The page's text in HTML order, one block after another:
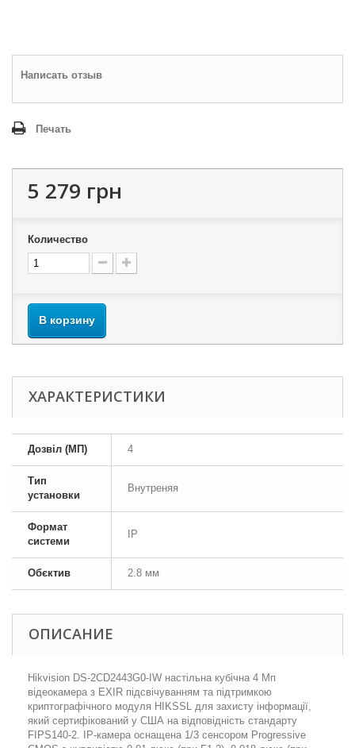
Написать отзыв
Печать
5 279 грн
Количество
В корзину
ХАРАКТЕРИСТИКИ
Дозвіл (МП) 4
Тип
установки
Внутреняя
Формат
системи
IP
Обєктив 2.8 мм
ОПИСАНИЕ
Hikvision DS-2CD2443G0-IW настільна кубічна 4 Мп
відеокамера з EXIR підсвічуванням та підтримкою
криптографічного модуля HIKSSL для захисту інформації,
який сертифікований у США на відповідність стандарту
FIPS140-2. IP-камера оснащена 1/3 сенсором Progressive